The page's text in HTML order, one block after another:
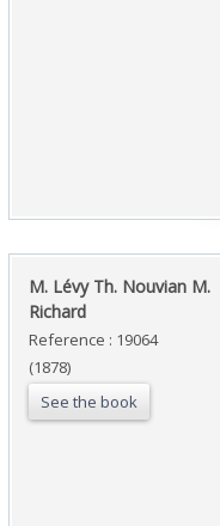
‎M. Lévy Th. Nouvian M.
Richard‎
Reference : 19064
(1878)
See the book